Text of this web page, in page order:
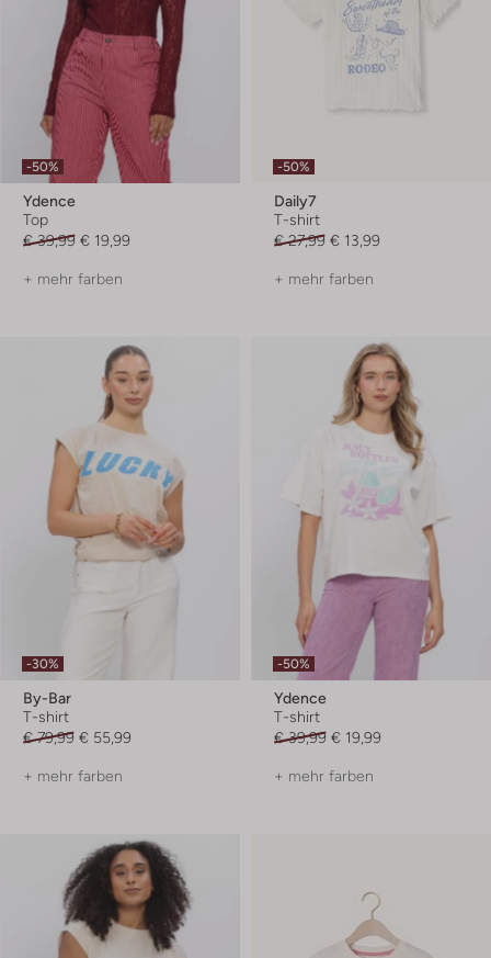
-50%
Ydence
Top
€ 39,99 € 19,99
+ mehr farben
-50%
Daily7
T-shirt
€ 27,99 € 13,99
+ mehr farben
-30%
By-Bar
T-shirt
€ 79,99 € 55,99
+ mehr farben
-50%
Ydence
T-shirt
€ 39,99 € 19,99
+ mehr farben